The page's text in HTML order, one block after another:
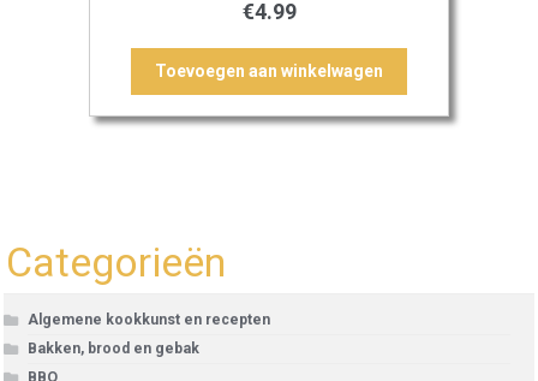
€4.99
Toevoegen aan winkelwagen
Categorieën
Algemene kookkunst en recepten
Bakken, brood en gebak